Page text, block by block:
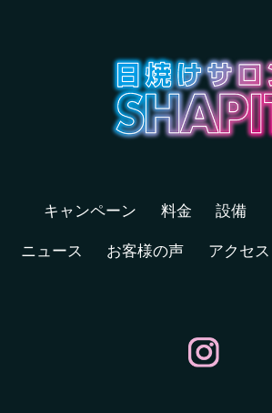
キャンペーン 料金 設備
ニュース お客様の声 アクセス